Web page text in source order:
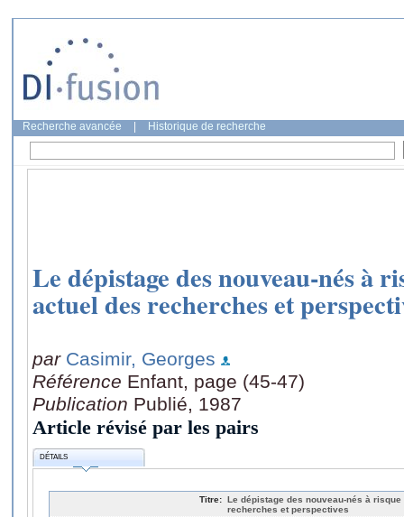
Recherche avancée Historique de recherche
Le dépistage des nouveau-nés à
actuel des recherches et
par Casimir, Georges
Référence Enfant, page (45-47)
Publication Publié, 1987
Article révisé par les pairs
DÉTAILS
Titre: Le dépistage des nouveau-nés à
recherches et perspectives